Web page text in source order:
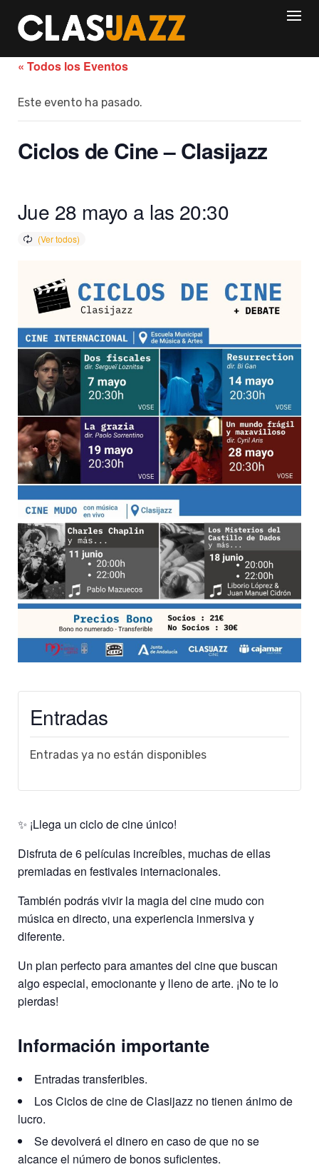
content
« Todos los Eventos
Este evento ha pasado.
Ciclos de Cine – Clasijazz
Jue 28 mayo a las 20:30
Entradas
Entradas ya no están disponibles
✨ ¡Llega un ciclo de cine único!
Disfruta de 6 películas increíbles, muchas de ellas
premiadas en festivales internacionales.
También podrás vivir la magia del cine mudo con
música en directo, una experiencia inmersiva y
diferente.
Un plan perfecto para amantes del cine que buscan
algo especial, emocionante y lleno de arte. ¡No te lo
pierdas!
Información importante
Entradas transferibles.
Los Ciclos de cine de Clasijazz no tienen ánimo de
lucro.
Se devolverá el dinero en caso de que no se
alcance el número de bonos suficientes.